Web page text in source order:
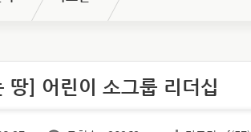
땅] 어린이 소그룹 리더십